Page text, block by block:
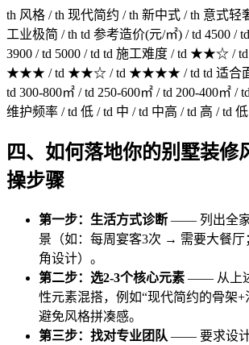
th 风格 / th 现代简约 / th 新中式 / th 意式轻
工业极简 / th td 参考造价(元/㎡) / td 4500 /
3900 / td 5000 / td td 施工难度 / td ★★☆
★★★ / td ★★☆ / td ★★★★ / td td 适合面
td 300-800㎡ / td 250-600㎡ / td 200-400㎡ /
维护频率 / td 低 / td 中 / td 中高 / td 高 / td 低
四、如何落地你的别墅装修
操步骤
第一步：生活方式诊断 —— 列出全家
景（如：每周宴客3次 → 需要大餐
角设计）。
第二步：选2-3个核心元素 —— 从上
性元素混搭，例如“现代简约的骨架+
避免风格拼凑感。
第三步：找对专业团队 —— 要求设计